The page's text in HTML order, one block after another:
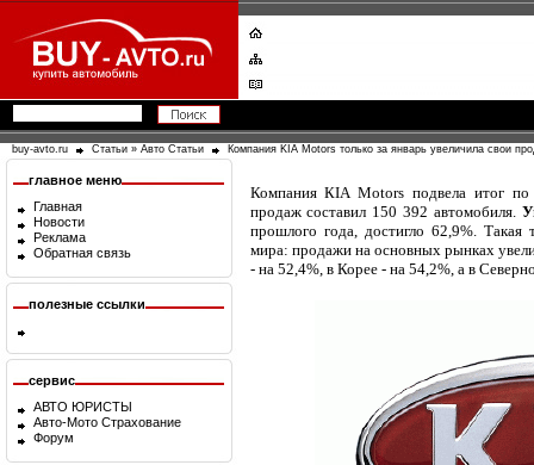
buy-avto.ru Статьи » Авто Статьи Компания KIA Motors только за январь увеличила свои
главное меню
Главная
Новости
Реклама
Обратная связь
полезные ссылки
сервис
АВТО ЮРИСТЫ
Авто-Мото Страхование
Форум
Компания КIA Motors подвела итог по
продаж составил 150 392 автомобиля.
прошлого года, достигло 62,9%. Такая
мира: продажи на основных рынках
- на 52,4%, в Корее - на 54,2%, а в